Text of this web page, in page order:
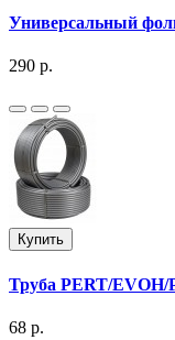
Универсальный
290 р.
Купить
Труба PERT/EVOH/
68 р.